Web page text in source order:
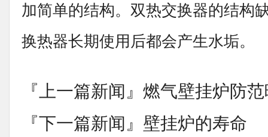
加简单的结构。双热交换器的结构
换热器长期使用后都会产生水垢。
『上一篇新闻』 燃气壁挂炉防
『下一篇新闻』 壁挂炉的寿命